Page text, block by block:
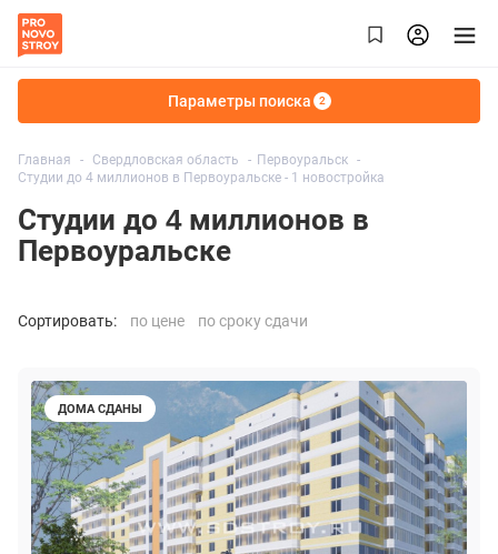
Параметры поиска 2
Главная Свердловская область
Первоуральск
Студии до 4 миллионов в Первоуральске - 1 новостройка
Студии до 4 миллионов в
Первоуральске
Сортировать: по цене по сроку сдачи
ДОМА СДАНЫ